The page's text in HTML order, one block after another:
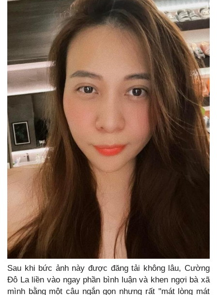
Sau khi bức ảnh này được đăng tải không lâu, Cường
Đô La liền vào ngay phần bình luận và khen ngợi bà xã
mình bằng một câu ngắn gọn nhưng rất "mát lòng mát